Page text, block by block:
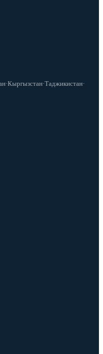
·Кыргызстан·Таджикистан·